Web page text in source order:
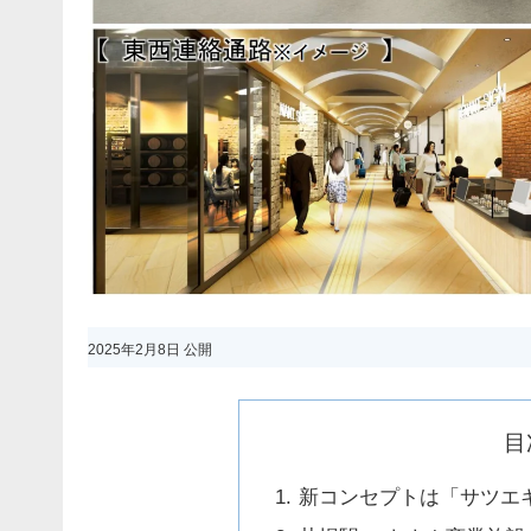
2025年2月8日 公開
新コンセプトは「サツエ